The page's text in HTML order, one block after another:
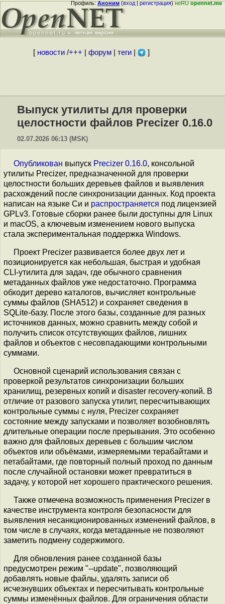
Профиль:Аноним(вход|регистрация)неRUopennet.me
[ новости/+++ форум| теги| ]
Выпуск утилиты для проверки
целостности файлов Precizer 0.16.0
02.07.2026 06:13 (MSK)
Опубликован выпуск Precizer 0.16.0, консольной
утилиты Precizer, предназначенной для проверки
целостности больших деревьев файлов и выявления
расхождений после синхронизации данных. Код проекта
написан на языке Си и распространяется под лицензией
GPLv3. Готовые сборки ранее были доступны для Linux
и macOS, а ключевым изменением нового выпуска
стала экспериментальная поддержка Windows.
Проект Precizer развивается более двух лет и
позиционируется как небольшая, быстрая и удобная
CLI-утилита для задач, где обычного сравнения
метаданных файлов уже недостаточно. Программа
обходит дерево каталогов, вычисляет контрольные
суммы файлов (SHA512) и сохраняет сведения в
SQLite-базу. После этого базы, созданные для разных
источников данных, можно сравнить между собой и
получить список отсутствующих файлов, лишних
файлов и объектов с несовпадающими контрольными
суммами.
Основной сценарий использования связан с
проверкой результатов синхронизации больших
хранилищ, резервных копий и disaster recovery-копий. В
отличие от разового запуска утилит, пересчитывающих
контрольные суммы с нуля, Precizer сохраняет
состояние между запусками и позволяет возобновлять
длительные операции после прерывания. Это особенно
важно для файловых деревьев с большим числом
объектов или объёмами, измеряемыми терабайтами и
петабайтами, где повторный полный проход по данным
после случайной остановки может превратиться в
задачу, у которой нет хорошего практического решения.
Также отмечена возможность применения Precizer в
качестве инструмента контроля безопасности для
выявления несанкционированных изменений файлов, в
том числе в случаях, когда метаданные не позволяют
заметить подмену содержимого.
Для обновления ранее созданной базы
предусмотрен режим "--update", позволяющий
добавлять новые файлы, удалять записи об
исчезнувших объектах и пересчитывать контрольные
суммы изменённых файлов. Для ограничения области